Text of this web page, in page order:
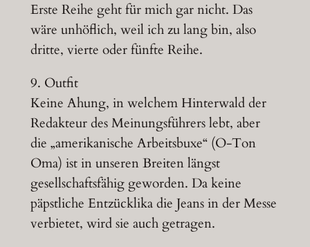
Erste Reihe geht für mich gar nicht. Das
wäre unhöflich, weil ich zu lang bin, also
dritte, vierte oder fünfte Reihe.
9. Outfit
Keine Ahung, in welchem Hinterwald der
Redakteur des Meinungsführers lebt, aber
die „amerikanische Arbeitsbuxe“ (O-Ton
Oma) ist in unseren Breiten längst
gesellschaftsfähig geworden. Da keine
päpstliche Entzücklika die Jeans in der Messe
verbietet, wird sie auch getragen.